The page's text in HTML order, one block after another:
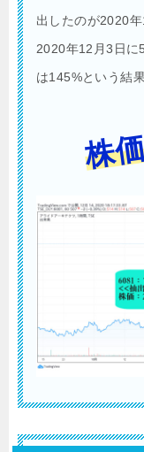
出したのが2020
2020年12月3日に
は145%という結
株